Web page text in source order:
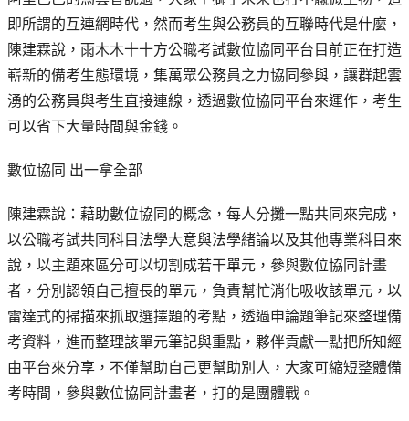
即所謂的互連網時代，然而考生與公務員的互聯時代是什麼，
陳建霖說，雨木木十十方公職考試數位協同平台目前正在打造
嶄新的備考生態環境，集萬眾公務員之力協同參與，讓群起雲
湧的公務員與考生直接連線，透過數位協同平台來運作，考生
可以省下大量時間與金錢。
數位協同 出一拿全部
陳建霖說：藉助數位協同的概念，每人分攤一點共同來完成，
以公職考試共同科目法學大意與法學緒論以及其他專業科目來
說，以主題來區分可以切割成若干單元，參與數位協同計畫
者，分別認領自己擅長的單元，負責幫忙消化吸收該單元，以
雷達式的掃描來抓取選擇題的考點，透過申論題筆記來整理備
考資料，進而整理該單元筆記與重點，夥伴貢獻一點把所知經
由平台來分享，不僅幫助自己更幫助別人，大家可縮短整體備
考時間，參與數位協同計畫者，打的是團體戰。